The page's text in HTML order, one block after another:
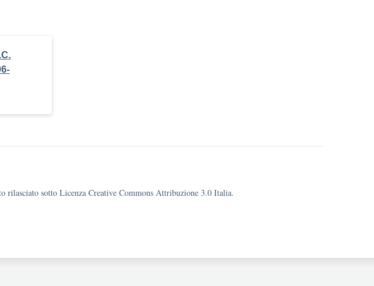
rilasciato sotto Licenza Creative Commons Attribuzione 3.0 Italia.